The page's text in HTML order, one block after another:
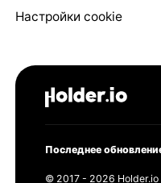
Настройки cookie
Последнее
© 2017 - 2026